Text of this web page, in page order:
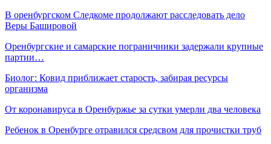
В оренбургском Следкоме продолжают расследовать дело
Веры Башировой
Оренбургские и самарские пограничники задержали крупные
партии…
Биолог: Ковид приближает старость, забирая ресурсы
организма
От коронавируса в Оренбуржье за сутки умерли два человека
Ребенок в Оренбурге отравился средсвом для прочистки труб